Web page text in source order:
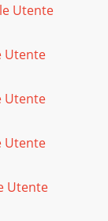
Utente
Utente
Utente
Utente
Utente